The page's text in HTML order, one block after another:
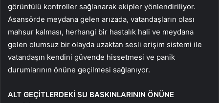
görüntülü kontroller sağlanarak ekipler yönlendiriliyor.
Asansörde meydana gelen arızada, vatandaşların olası
mahsur kalması, herhangi bir hastalık hali ve meydana
gelen olumsuz bir olayda uzaktan sesli erişim sistemi ile
vatandaşın kendini güvende hissetmesi ve panik
durumlarının önüne geçilmesi sağlanıyor.
ALT GEÇİTLERDEKİ SU BASKINLARININ ÖNÜNE